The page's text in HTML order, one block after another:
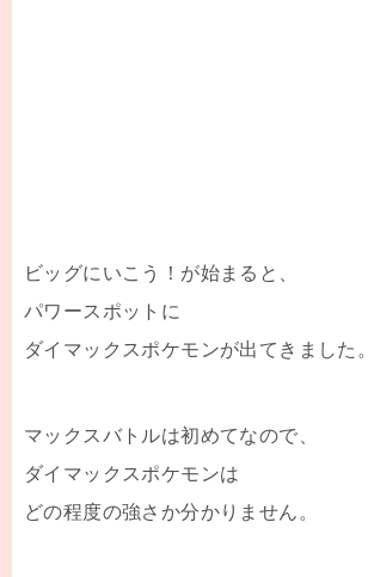
ビッグにいこう！が始まると、
パワースポットに
ダイマックスポケモンが出てきました。
マックスバトルは初めてなので、
ダイマックスポケモンは
どの程度の強さか分かりません。